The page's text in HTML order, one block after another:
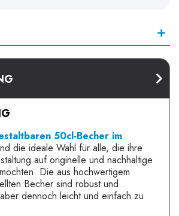
50cl-Becher im
die ideale Wahl für alle, die ihre
auf originelle und nachhaltige
Die aus hochwertigem
Becher sind robust und
dennoch leicht und einfach zu